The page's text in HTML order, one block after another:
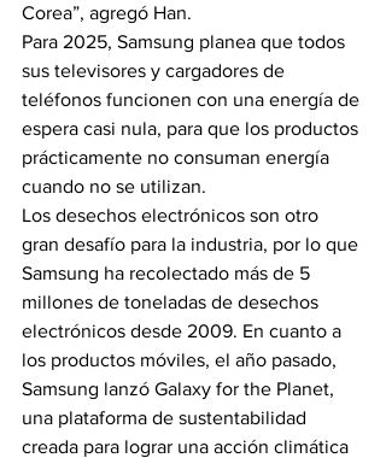
Corea”, agregó Han.
Para 2025, Samsung planea que todos
sus televisores y cargadores de
teléfonos funcionen con una energía de
espera casi nula, para que los productos
prácticamente no consuman energía
cuando no se utilizan.
Los desechos electrónicos son otro
gran desafío para la industria, por lo que
Samsung ha recolectado más de 5
millones de toneladas de desechos
electrónicos desde 2009. En cuanto a
los productos móviles, el año pasado,
Samsung lanzó Galaxy for the Planet,
una plataforma de sustentabilidad
creada para lograr una acción climática